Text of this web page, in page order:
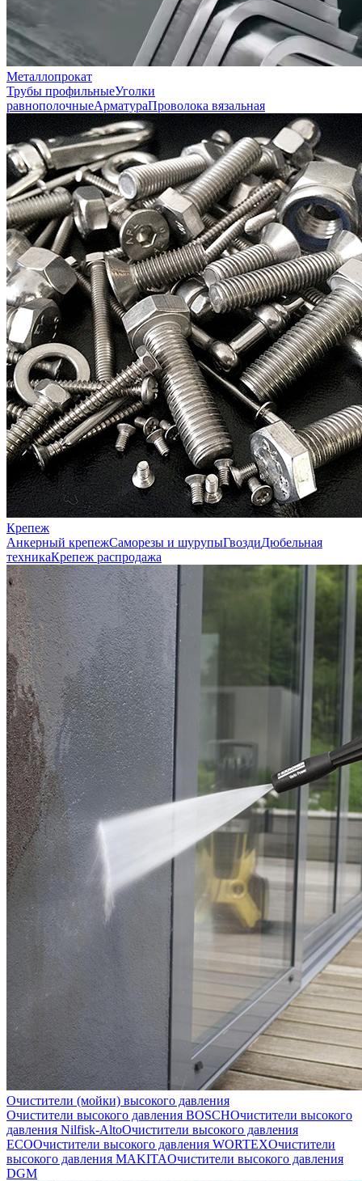
Металлопрокат
Трубы профильныеУголки
равнополочныеАрматураПроволока вязальная
Крепеж
Анкерный крепежСаморезы и шурупыГвоздиДюбельная
техникаКрепеж распродажа
Очистители (мойки) высокого давления
Очистители высокого давления BOSCHОчистители высокого
давления Nilfisk-AltoОчистители высокого давления
ECOОчистители высокого давления WORTEXОчистители
высокого давления MAKITAОчистители высокого давления
DGM